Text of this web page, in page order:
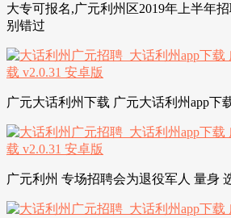
大专可报名,广元利州区2019年上半年
别错过
广元大话利州下载 广元大话利州app下
广元利州 专场招聘会为退役军人 量身